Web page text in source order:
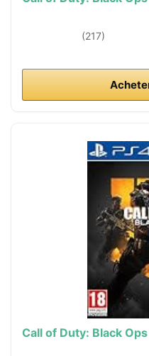
(217)
Call of Duty: Black